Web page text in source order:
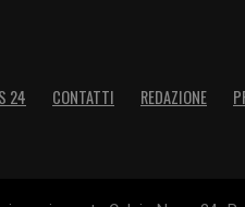
24 CONTATTI REDAZIONE